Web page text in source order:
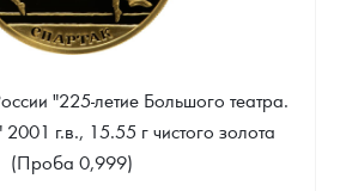
"225-летие Большого театра.
г.в., 15.55 г чистого золота
(Проба 0,999)